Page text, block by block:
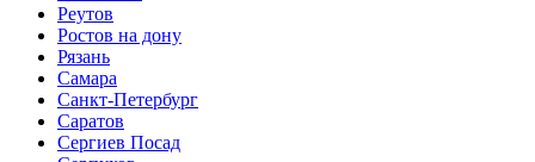
Реутов
Ростов на дону
Рязань
Самара
Санкт-Петербург
Саратов
Сергиев Посад